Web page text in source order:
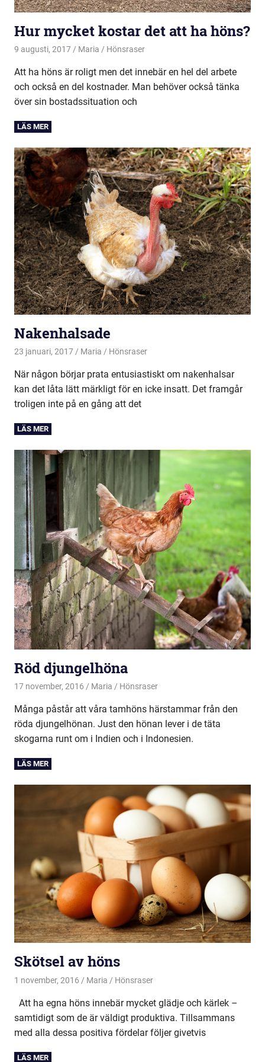
Hur mycket kostar det att ha höns?
9 augusti, 2017 Maria Hönsraser
Att ha höns är roligt men det innebär en hel del arbete
och också en del kostnader. Man behöver också tänka
över sin bostadssituation och
Nakenhalsade
23 januari, 2017 Maria Hönsraser
När någon börjar prata entusiastiskt om nakenhalsar
kan det låta lätt märkligt för en icke insatt. Det framgår
troligen inte på en gång att det
Röd djungelhöna
17 november, 2016 Maria Hönsraser
Många påstår att våra tamhöns härstammar från den
röda djungelhönan. Just den hönan lever i de täta
skogarna runt om i Indien och i Indonesien.
Skötsel av höns
1 november, 2016 Maria Hönsraser
Att ha egna höns innebär mycket glädje och kärlek –
samtidigt som de är väldigt produktiva. Tillsammans
med alla dessa positiva fördelar följer givetvis